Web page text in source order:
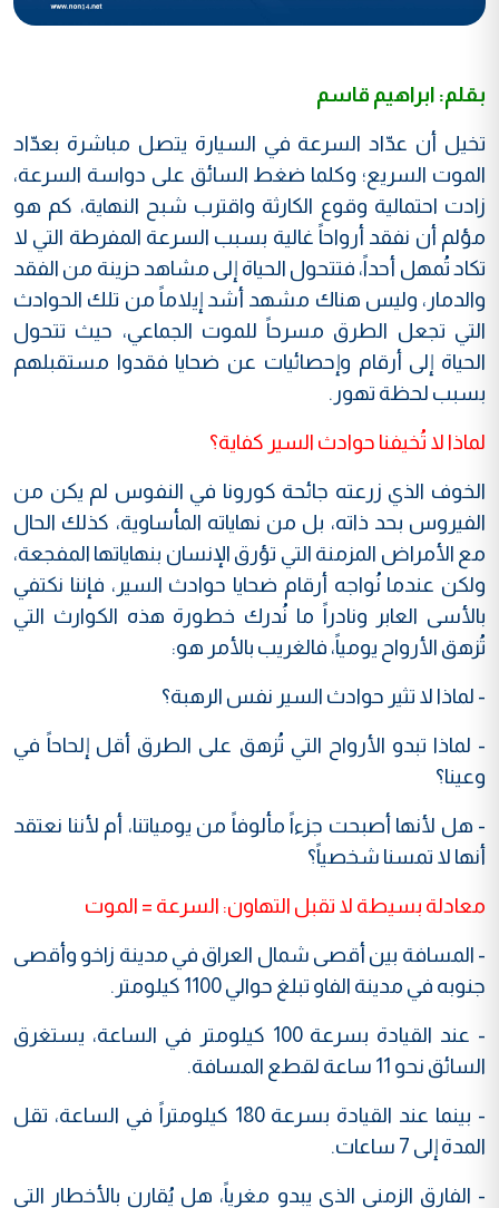
بقلم: ابراهيم قاسم
تخيل أن عدّاد السرعة في السيارة يتصل مباشرة بعدّاد
الموت السريع؛ وكلما ضغط السائق على دواسة السرعة،
زادت احتمالية وقوع الكارثة واقترب شبح النهاية، كم هو
مؤلم أن نفقد أرواحاً غالية بسبب السرعة المفرطة التي لا
تكاد تُمهل أحداً، فتتحول الحياة إلى مشاهد حزينة من الفقد
والدمار، وليس هناك مشهد أشد إيلاماً من تلك الحوادث
التي تجعل الطرق مسرحاً للموت الجماعي، حيث تتحول
الحياة إلى أرقام وإحصائيات عن ضحايا فقدوا مستقبلهم
بسبب لحظة تهور.
لماذا لا تُخيفنا حوادث السير كفاية؟
الخوف الذي زرعته جائحة كورونا في النفوس لم يكن من
الفيروس بحد ذاته، بل من نهاياته المأساوية، كذلك الحال
مع الأمراض المزمنة التي تؤرق الإنسان بنهاياتها المفجعة،
ولكن عندما نُواجه أرقام ضحايا حوادث السير، فإننا نكتفي
بالأسى العابر ونادراً ما نُدرك خطورة هذه الكوارث التي
تُزهق الأرواح يومياً، فالغريب بالأمر هو:
- لماذا لا تثير حوادث السير نفس الرهبة؟
- لماذا تبدو الأرواح التي تُزهق على الطرق أقل إلحاحاً في
وعينا؟
- هل لأنها أصبحت جزءاً مألوفاً من يومياتنا، أم لأننا نعتقد
أنها لا تمسنا شخصياً؟
معادلة بسيطة لا تقبل التهاون: السرعة = الموت
- المسافة بين أقصى شمال العراق في مدينة زاخو وأقصى
جنوبه في مدينة الفاو تبلغ حوالي 1100 كيلومتر.
- عند القيادة بسرعة 100 كيلومتر في الساعة، يستغرق
السائق نحو 11 ساعة لقطع المسافة.
- بينما عند القيادة بسرعة 180 كيلومتراً في الساعة، تقل
المدة إلى 7 ساعات.
- الفارق الزمني الذي يبدو مغرياً، هل يُقارن بالأخطار التي